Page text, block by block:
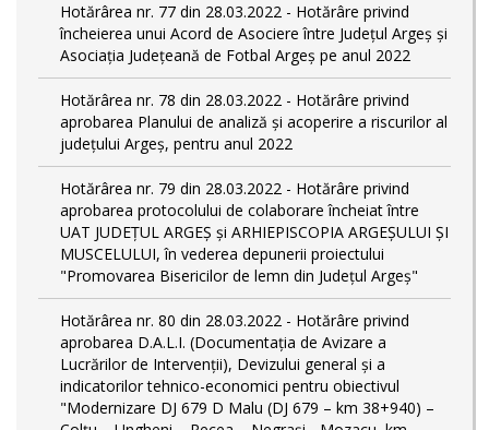
Hotărârea nr. 77 din 28.03.2022 - Hotărâre privind
încheierea unui Acord de Asociere între Județul Argeș și
Asociația Județeană de Fotbal Argeș pe anul 2022
Hotărârea nr. 78 din 28.03.2022 - Hotărâre privind
aprobarea Planului de analiză și acoperire a riscurilor al
județului Argeș, pentru anul 2022
Hotărârea nr. 79 din 28.03.2022 - Hotărâre privind
aprobarea protocolului de colaborare încheiat între
UAT JUDEȚUL ARGEȘ și ARHIEPISCOPIA ARGEȘULUI ȘI
MUSCELULUI, în vederea depunerii proiectului
"Promovarea Bisericilor de lemn din Județul Argeș"
Hotărârea nr. 80 din 28.03.2022 - Hotărâre privind
aprobarea D.A.L.I. (Documentaţia de Avizare a
Lucrărilor de Intervenţii), Devizului general și a
indicatorilor tehnico-economici pentru obiectivul
"Modernizare DJ 679 D Malu (DJ 679 – km 38+940) –